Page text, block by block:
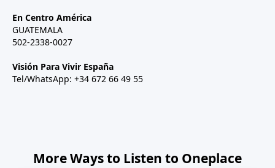
En Centro América
GUATEMALA
502-2338-0027
Visión Para Vivir España
Tel/WhatsApp: +34 672 66 49 55
More Ways to Listen to Oneplace